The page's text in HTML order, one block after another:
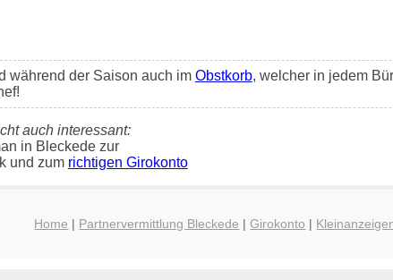
während der Saison auch im Obstkorb, welcher in jedem
auch interessant:
in Bleckede zur
und zum richtigen Girokonto
Home | Partnervermittlung Bleckede |Girokonto |